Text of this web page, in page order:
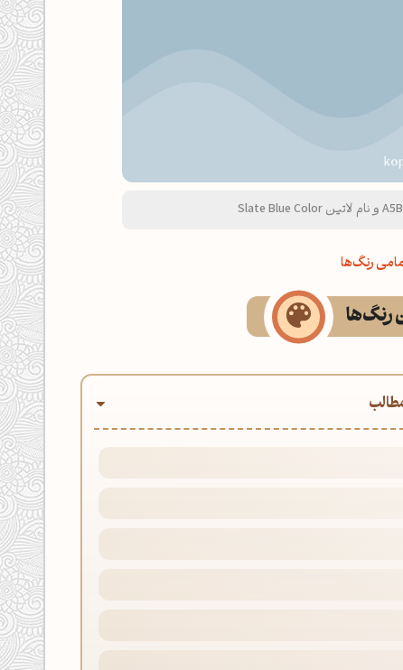
رنگ‌ها
رنگ‌ها